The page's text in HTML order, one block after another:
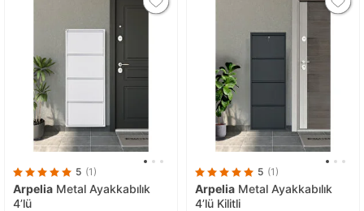
5 (1)
Arpelia Metal Ayakkabılık
4’lü
5 (1)
Arpelia Metal Ayakkabılık
4’lü Kilitli